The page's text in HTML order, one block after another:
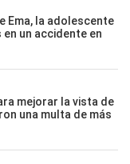
Ema, la adolescente
un accidente en
mejorar la vista de
una multa de más